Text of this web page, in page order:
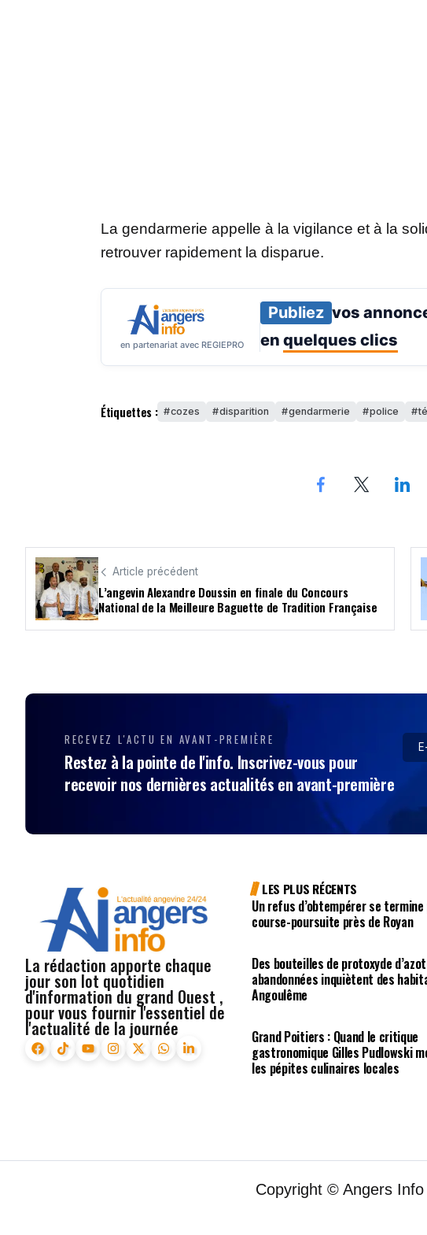
La gendarmerie appelle à la vigilance et à la
retrouver rapidement la disparue.
en partenariat avec REGIEPRO
Publiez vos
en quelques clics
Étiquettes : cozes disparition gendarmerie police
Article précédent
L’angevin Alexandre Doussin en finale du Concours
National de la Meilleure Baguette de Tradition Française
RECEVEZ L'ACTU EN AVANT-PREMIÈRE
Restez à la pointe de l'info. Inscrivez-vous pour
recevoir nos dernières actualités en avant-première
La rédaction apporte chaque
jour son lot quotidien
d'information du grand Ouest ,
pour vous fournir l'essentiel de
l'actualité de la journée
LES PLUS RÉCENTS
Un refus d’obtempérer se termine
course-poursuite près de Royan
Des bouteilles de protoxyde
abandonnées inquiètent des
Angoulême
Grand Poitiers : Quand le critique
gastronomique Gilles Pudlowski
les pépites culinaires locales
Copyright © Angers